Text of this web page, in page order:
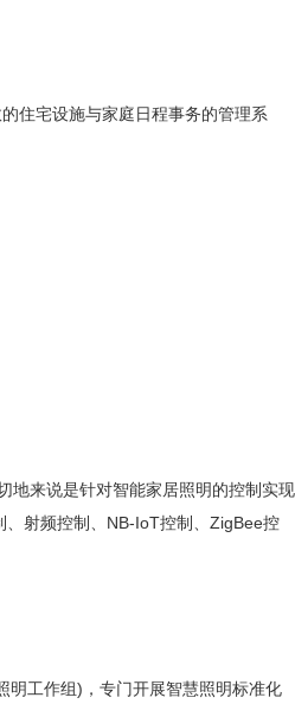
住宅设施与家庭日程事务的管理系
地来说是针对智能家居照明的控制实现
射频控制、NB-IoT控制、ZigBee控
明工作组)，专门开展智慧照明标准化